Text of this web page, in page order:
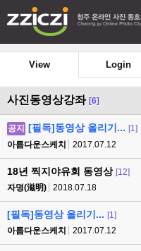
View Login
사진동영상강좌 [6]
공지 [필독]동영상 올리기... [1]
아름다운스케치
2017.07.12
18년 찍지야유회 동영상 [12]
자명(滋明)
2018.07.18
[필독]동영상 올리기... [1]
아름다운스케치
2017.07.12